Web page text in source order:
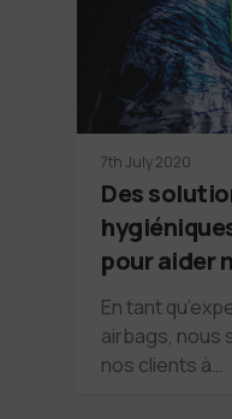
7th July 2020
Des
pour aider
En tant
airbags, nous
nos clients à…